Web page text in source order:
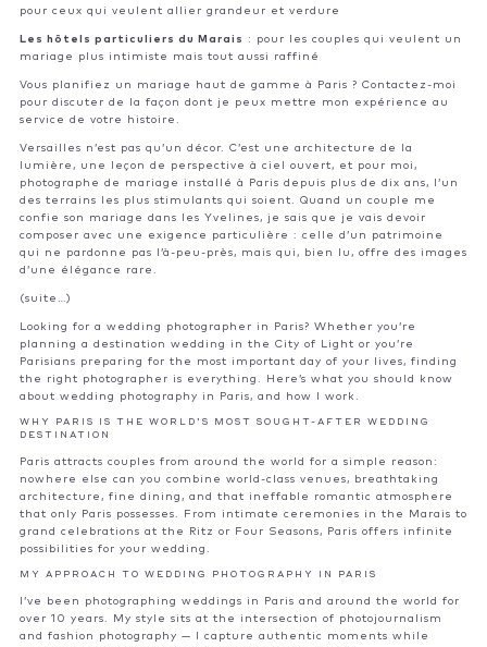
pour ceux qui veulent allier grandeur et verdure
Les hôtels particuliers du Marais
: pour les couples qui veulent un
mariage plus intimiste mais tout aussi raffiné
Vous planifiez un mariage haut de gamme à Paris ? Contactez-moi
pour discuter de la façon dont je peux mettre mon expérience au
service de votre histoire.
Versailles n’est pas qu’un décor. C’est une architecture de la
lumière, une leçon de perspective à ciel ouvert, et pour moi,
photographe de mariage installé à Paris depuis plus de dix ans, l’un
des terrains les plus stimulants qui soient. Quand un couple me
confie son mariage dans les Yvelines, je sais que je vais devoir
composer avec une exigence particulière : celle d’un patrimoine
qui ne pardonne pas l’à-peu-près, mais qui, bien lu, offre des images
d’une élégance rare.
(suite…)
Looking for a wedding photographer in Paris? Whether you’re
planning a destination wedding in the City of Light or you’re
Parisians preparing for the most important day of your lives, finding
the right photographer is everything. Here’s what you should know
about wedding photography in Paris, and how I work.
WHY PARIS IS THE WORLD’S MOST SOUGHT-AFTER WEDDING
DESTINATION
Paris attracts couples from around the world for a simple reason:
nowhere else can you combine world-class venues, breathtaking
architecture, fine dining, and that ineffable romantic atmosphere
that only Paris possesses. From intimate ceremonies in the Marais to
grand celebrations at the Ritz or Four Seasons, Paris offers infinite
possibilities for your wedding.
MY APPROACH TO WEDDING PHOTOGRAPHY IN PARIS
I’ve been photographing weddings in Paris and around the world for
over 10 years. My style sits at the intersection of photojournalism
and fashion photography — I capture authentic moments while